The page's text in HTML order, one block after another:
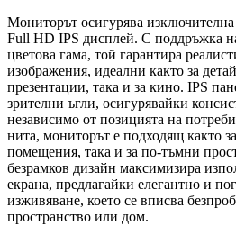
Мониторът осигурява
Full HD IPS дисплей. С поддръжка
цветова гама, той гарантира
изображения, идеални както за
презентации, така и за кино. IPS
зрителни ъгли, осигурявайки
независимо от позицията на
нита, мониторът е подходящ както
помещения, така и за по-тъмни
безрамков дизайн максимизира
екрана, предлагайки елегантно и
изживяване, което се вписва
пространство или дом.